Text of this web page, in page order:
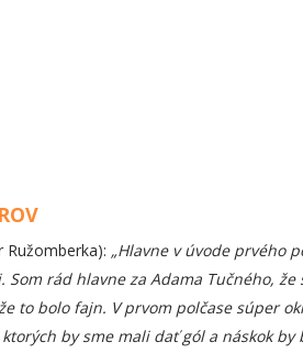
Ružomberka): „Hlavne v úvode prvého
Som rád hlavne za Adama Tučného,
to bolo fajn. V prvom polčase súper
by sme mali dať gól a náskok